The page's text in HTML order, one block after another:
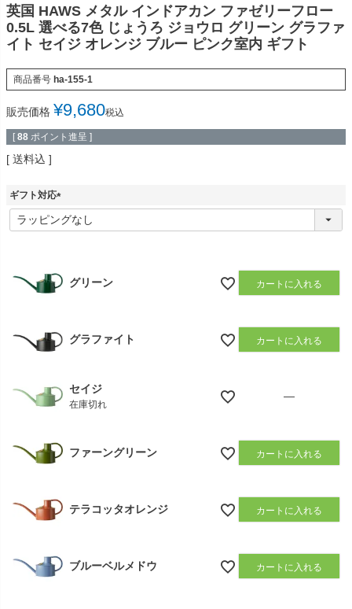
英国 HAWS メタル インドアカン ファゼリーフロー
0.5L 選べる7色 じょうろ ジョウロ グリーン グラファ
イト セイジ オレンジ ブルー ピンク室内 ギフト
商品番号 ha-155-1
販売価格 ¥9,680税込
[ 88 ポイント進呈 ]
送料込
ギフト対応
(
必
グリーン カートに入れる
グラファイト カートに入れる
セイジ
在庫切れ
—
ファーングリーン カートに入れる
テラコッタオレンジ カートに入れる
ブルーベルメドウ カートに入れる